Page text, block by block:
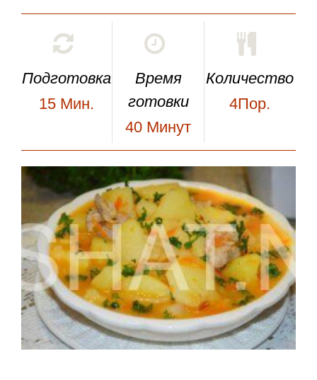
Подготовка
15 Мин.
Время
готовки
40 Минут
Количество
4Пор.